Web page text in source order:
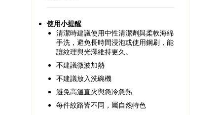
使用小提醒
清潔時建議使用中性清潔劑與柔軟海綿
手洗，避免長時間浸泡或使用鋼刷，能
讓紋理與光澤維持更久。
不建議微波加熱
不建議放入洗碗機
避免高溫直火與急冷急熱
每件紋路皆不同，屬自然特色